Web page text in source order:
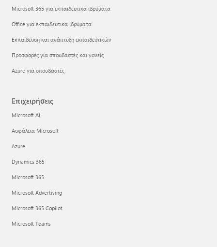
Microsoft 365 για εκπαιδευτικά ιδρύματα
Office για εκπαιδευτικά ιδρύματα
Εκπαίδευση και ανάπτυξη εκπαιδευτικών
Προσφορές για σπουδαστές και γονείς
Azure για σπουδαστές
Επιχειρήσεις
Microsoft AI
Ασφάλεια Microsoft
Azure
Dynamics 365
Microsoft 365
Microsoft Advertising
Microsoft 365 Copilot
Microsoft Teams